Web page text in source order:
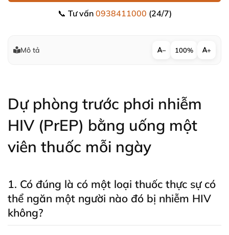
📞 Tư vấn 0938411000 (24/7)
Mô tả − 100% +
Dự phòng trước phơi nhiễm
HIV (PrEP) bằng uống một
viên thuốc mỗi ngày
1. Có đúng là có một loại thuốc thực sựcó
thể ngăn một người nào đó bị nhiễm HIV
không?